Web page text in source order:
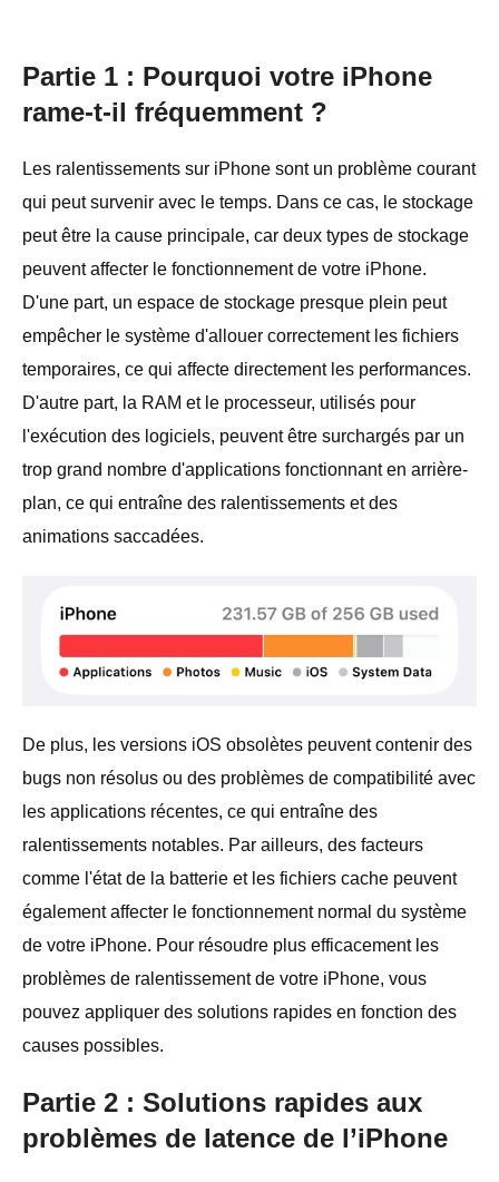
Partie 1 : Pourquoi votre iPhone
rame-t-il fréquemment ?
Les ralentissements sur iPhone sont un problème courant
qui peut survenir avec le temps. Dans ce cas, le stockage
peut être la cause principale, car deux types de stockage
peuvent affecter le fonctionnement de votre iPhone.
D'une part, un espace de stockage presque plein peut
empêcher le système d'allouer correctement les fichiers
temporaires, ce qui affecte directement les performances.
D'autre part, la RAM et le processeur, utilisés pour
l'exécution des logiciels, peuvent être surchargés par un
trop grand nombre d'applications fonctionnant en arrière-
plan, ce qui entraîne des ralentissements et des
animations saccadées.
De plus, les versions iOS obsolètes peuvent contenir des
bugs non résolus ou des problèmes de compatibilité avec
les applications récentes, ce qui entraîne des
ralentissements notables. Par ailleurs, des facteurs
comme l'état de la batterie et les fichiers cache peuvent
également affecter le fonctionnement normal du système
de votre iPhone. Pour résoudre plus efficacement les
problèmes de ralentissement de votre iPhone, vous
pouvez appliquer des solutions rapides en fonction des
causes possibles.
Partie 2 : Solutions rapides aux
problèmes de latence de l’iPhone